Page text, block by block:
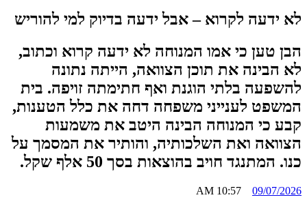
לא ידעה לקרוא – אבל ידעה בדיוק למי להוריש
הבן טען כי אמו המנוחה לא ידעה קרוא וכתוב,
לא הבינה את תוכן הצוואה, הייתה נתונה
להשפעה בלתי הוגנת ואף חתימתה זויפה. בית
המשפט לענייני משפחה דחה את כלל הטענות,
קבע כי המנוחה הבינה היטב את משמעות
הצוואה ואת השלכותיה, והותיר את המסמך על
כנו. המתנגד חויב בהוצאות בסך 50 אלף שקל.
09/07/2026
10:57 AM